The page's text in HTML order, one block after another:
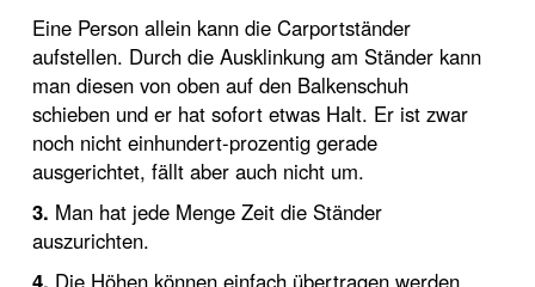
Eine Person allein kann die Carportständer
aufstellen. Durch die Ausklinkung am Ständer kann
man diesen von oben auf den Balkenschuh
schieben und er hat sofort etwas Halt. Er ist zwar
noch nicht einhundert-prozentig gerade
ausgerichtet, fällt aber auch nicht um.
3. Man hat jede Menge Zeit die Ständer
auszurichten.
4. Die Höhen können einfach übertragen werden